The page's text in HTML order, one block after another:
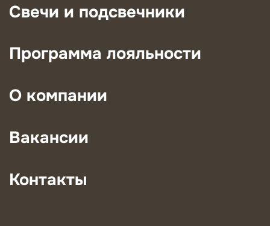
Свечи и подсвечники
Программа лояльности
О компании
Вакансии
Контакты